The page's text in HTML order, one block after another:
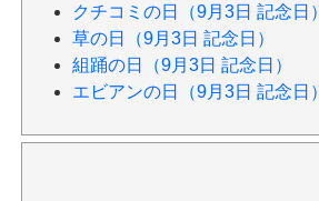
クチコミの日（9月3日 記念日）
草の日（9月3日 記念日）
組踊の日（9月3日 記念日）
エビアンの日（9月3日 記念日）